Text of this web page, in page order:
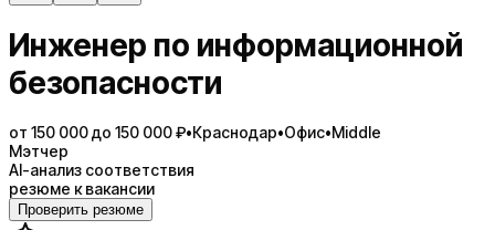
Инженер по информационной
безопасности
от 150 000 до 150 000 ₽•Краснодар•Офис•Middle
Мэтчер
AI-анализ соответствия
резюме к вакансии
Проверить резюме